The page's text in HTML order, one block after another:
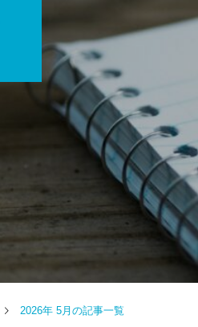
内科全般
リハビリ
循環器内科
高血圧を改善する食事
「DASH食」とは？減塩だ
けではない最新の食事療法
を循環器専門医が解説
2026年 5月の記事一覧